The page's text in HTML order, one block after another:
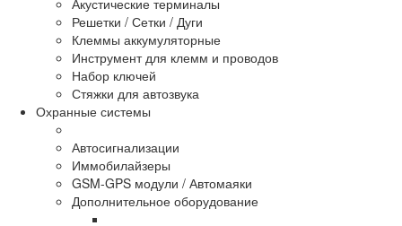
Решетки / Сетки / Дуги
Клеммы аккумуляторные
Инструмент для клемм и проводов
Набор ключей
Стяжки для автозвука
Охранные системы
Автосигнализации
Иммобилайзеры
GSM-GPS модули / Автомаяки
Дополнительное оборудование